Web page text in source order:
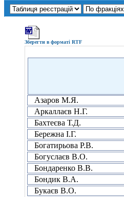
Зберегти в форматі RTF
Азаров М.Я.
Аркаллаєв Н.Г.
Бахтеєва Т.Д.
Бережна І.Г.
Богатирьова Р.В.
Богуслаєв В.О.
Бондаренко В.В.
Бондик В.А.
Букаєв В.О.